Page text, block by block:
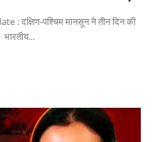
: दक्षिण-पश्चिम मानसून ने तीन दिन की